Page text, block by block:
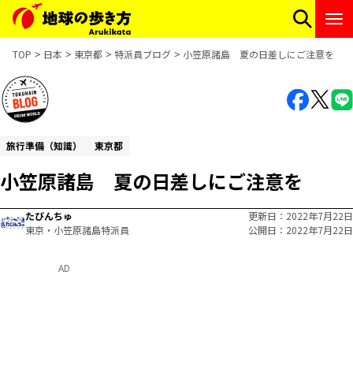
TOP 日本 東京都 特派員ブログ 小笠原諸島 夏の日差しにご注意を
旅行準備（知識） 東京都
小笠原諸島 夏の日差しにご注意を
たびんちゅ
東京・小笠原諸島特派員
更新日
2022年7月22日
公開日
2022年7月22日
AD